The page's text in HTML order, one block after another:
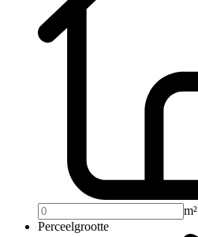
m²
Perceelgrootte